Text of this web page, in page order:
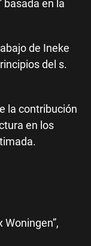
basada en la
de Ineke
del s.
la contribución
en los
Woningen”,